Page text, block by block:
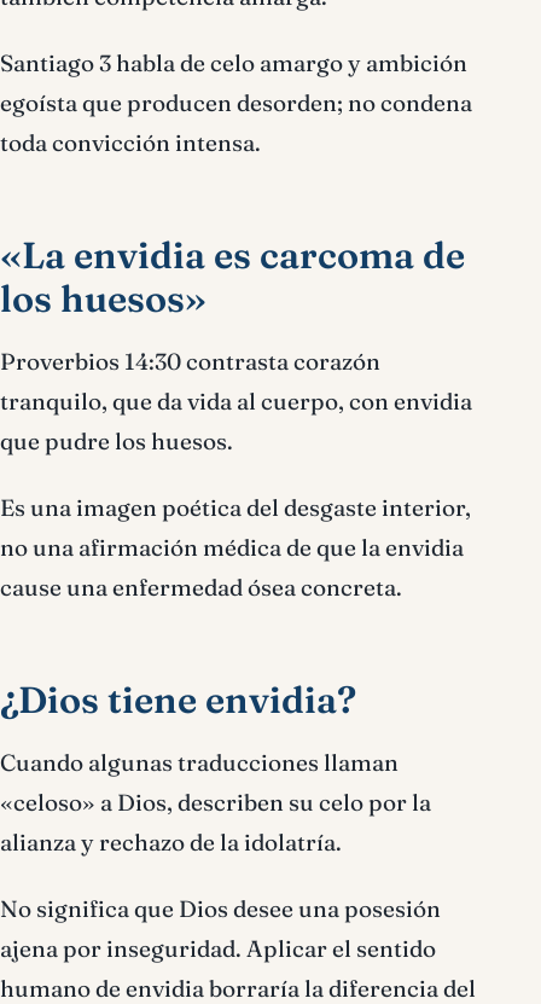
Santiago 3 habla de celo amargo y ambición
egoísta que producen desorden; no condena
toda convicción intensa.
«La envidia es carcoma de
los huesos»
Proverbios 14:30 contrasta corazón
tranquilo, que da vida al cuerpo, con envidia
que pudre los huesos.
Es una imagen poética del desgaste interior,
no una afirmación médica de que la envidia
cause una enfermedad ósea concreta.
¿Dios tiene envidia?
Cuando algunas traducciones llaman
«celoso» a Dios, describen su celo por la
alianza y rechazo de la idolatría.
No significa que Dios desee una posesión
ajena por inseguridad. Aplicar el sentido
humano de envidia borraría la diferencia del